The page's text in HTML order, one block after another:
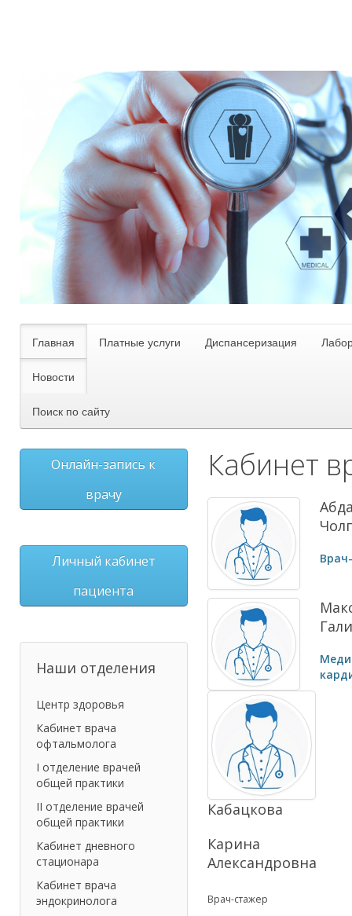
Главная Платные услуги Диспансеризация
Новости
Поиск по сайту
Кабинет
Кабацкова
Карина
Александровна
Врач-стажер
Онлайн-запись к
врачу
Личный кабинет
пациента
Наши отделения
Центр здоровья
Кабинет врача
офтальмолога
I отделение врачей
общей практики
II отделение врачей
общей практики
Кабинет дневного
стационара
Кабинет врача
эндокринолога